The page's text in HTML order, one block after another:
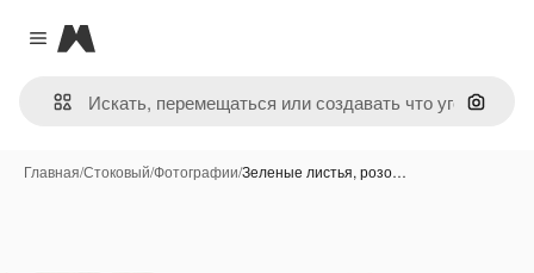
Close menu
Magnific
Поиск
Главная/Стоковый/Фотографии/Зеленые листья, розо…